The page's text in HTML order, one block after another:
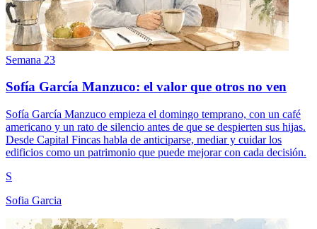
Semana 23
Sofía García Manzuco: el valor que otros no ven
Sofía García Manzuco empieza el domingo temprano, con un café
americano y un rato de silencio antes de que se despierten sus hijas.
Desde Capital Fincas habla de anticiparse, mediar y cuidar los
edificios como un patrimonio que puede mejorar con cada decisión.
S
Sofia Garcia